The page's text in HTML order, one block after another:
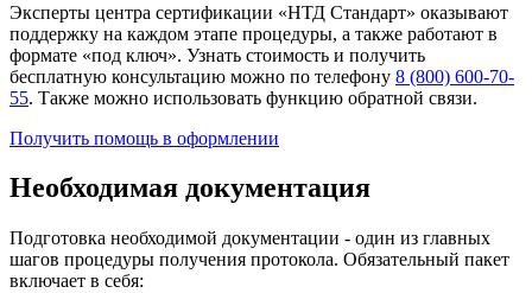
Эксперты центра сертификации «НТД Стандарт» оказывают
поддержку на каждом этапе процедуры, а также работают в
формате «под ключ». Узнать стоимость и получить
бесплатную консультацию можно по телефону 8 (800) 600-70-
55. Также можно использовать функцию обратной связи.
Получить помощь в оформлении
Необходимая документация
Подготовка необходимой документации - один из главных
шагов процедуры получения протокола. Обязательный пакет
включает в себя: